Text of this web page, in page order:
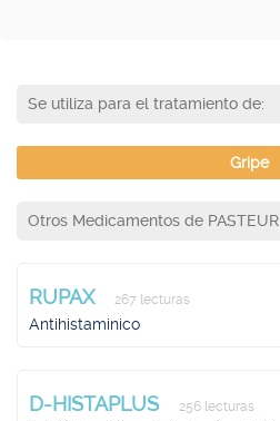
Se utiliza para el tratamiento de:
Gripe
Otros Medicamentos de PASTEUR
RUPAX 267 lecturas
Antihistaminico
D-HISTAPLUS 256 lecturas